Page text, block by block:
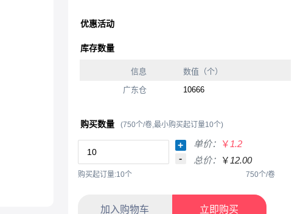
优惠活动
库存数量
信息
数值（个）
广东仓
10666
购买数量 (750个/卷,最小购买起订量10个)
+
-
单价： ￥ 1.2
总价：
￥ 12.00
购买起订量:10个 750个/卷
加入购物车 立即购买